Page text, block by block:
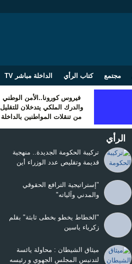
مجتمع كتاب الرأي الداخلة مباشر TV
فيروس كورونا..الأمن الوطني
والدرك الملكي يتدخلان للتقليل
من تنقلات المواطنين بالداخلة
الرأي
تركيبة الحكومة الجديدة.. منهجية
قديمة وتقليص عدد الوزراء أين
"إستراتيجية الترافع الحقوقي
والمدني وآلياته"
"الخطاط يخطو بخطى ثابثة" بقلم
زكرياء ياسين
ميثاق الشيطان : محاولة يائسة
لتدنيس المجلس الجهوي و رئيسه